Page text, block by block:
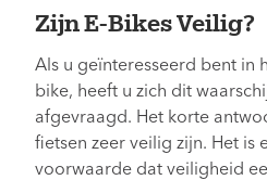
Zijn E-Bikes Veilig?
Als u geïnteresseerd bent in
bike, heeft u zich dit
afgevraagd. Het korte
fietsen zeer veilig zijn. Het is
voorwaarde dat veiligheid